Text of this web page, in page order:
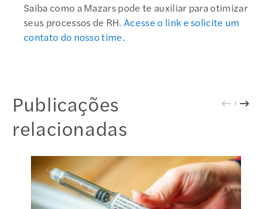
Saiba como a Mazars pode te auxiliar para otimizar
seus processos de RH.Acesse o link e solicite um
contato do nosso time.
Publicações
relacionadas